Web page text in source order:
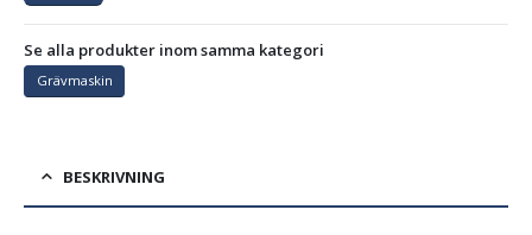
Se alla produkter inom samma kategori
Grävmaskin
BESKRIVNING